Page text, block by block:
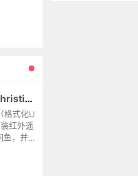
小米盒子3s降级MiBOX3_queenchristina_r145
格式化U
红外遥
鱼，并
式，拷